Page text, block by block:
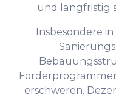
und langfristig
Insbesondere
erschweren.